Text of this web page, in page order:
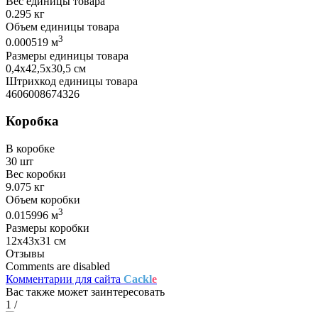
0.295 кг
Объем единицы товара
0.000519 м3
Размеры единицы товара
0,4х42,5х30,5 см
Штрихкод единицы товара
4606008674326
Коробка
В коробке
30 шт
Вес коробки
9.075 кг
Объем коробки
0.015996 м3
Размеры коробки
12х43х31 см
Отзывы
Comments are disabled
Комментарии для сайта Cackle
Вас также может заинтересовать
1 /